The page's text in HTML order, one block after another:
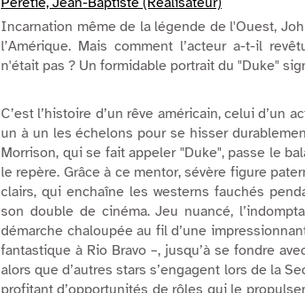
Incarnation même de la légende de l'Ouest,
l’Amérique. Mais comment l’acteur a-t-il
n'était pas ? Un formidable portrait du "Duke"
C’est l’histoire d’un rêve américain, celui d’un
un à un les échelons pour se hisser
Morrison, qui se fait appeler "Duke", passe le
le repère. Grâce à ce mentor, sévère figure
clairs, qui enchaîne les westerns fauchés
son double de cinéma. Jeu nuancé,
démarche chaloupée au fil d’une
fantastique à Rio Bravo –, jusqu’à se fondre
alors que d’autres stars s’engagent lors de la